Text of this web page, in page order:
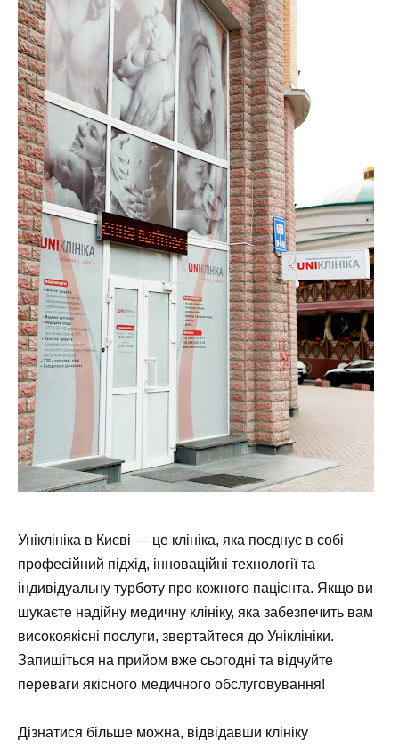
Уніклініка в Києві — це клініка, яка поєднує в собі
професійний підхід, інноваційні технології та
індивідуальну турботу про кожного пацієнта. Якщо ви
шукаєте надійну медичну клініку, яка забезпечить вам
високоякісні послуги, звертайтеся до Уніклініки.
Запишіться на прийом вже сьогодні та відчуйте
переваги якісного медичного обслуговування!
Дізнатися більше можна, відвідавши клініку